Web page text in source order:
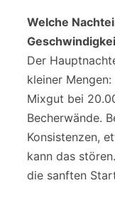
Welche
Der
kleiner
Mixgut bei
Becherwände.
Konsistenzen,
kann das
die sanften